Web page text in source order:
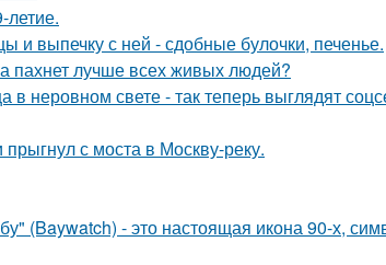
и выпечку с ней - сдобные булочки, печенье.
пахнет лучше всех живых людей?
неровном свете - так теперь выглядят
с моста в Москву-реку.
(Baywatch) - это настоящая икона 90-х,